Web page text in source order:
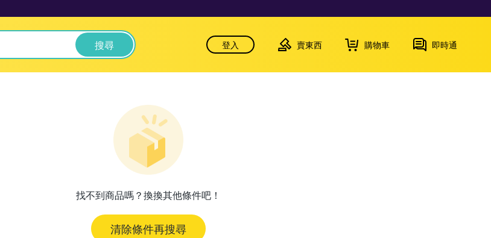
搜尋 登入 賣東西 購物車 即時通
找不到商品嗎？換換其他條件吧！
清除條件再搜尋